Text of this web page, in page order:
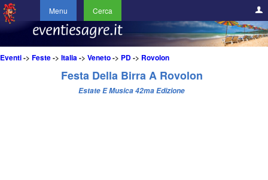
Menu Cerca
Eventi-> Feste-> Italia-> Veneto-> PD-> Rovolon
Festa Della Birra A Rovolon
Estate E Musica 42ma Edizione